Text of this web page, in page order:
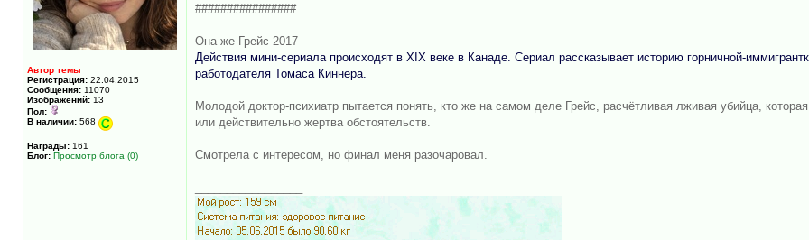
Автор темы
Регистрация: 22.04.2015
Сообщения: 11070
Изображений: 13
Пол:
В наличии: 568
Награды: 161
Блог: Просмотр блога (0)
################
Она же Грейс 2017
Действия мини-сериала происходят в XIX веке в Канаде. Сериал рассказывает историю горничной-
работодателя Томаса Киннера.
Молодой доктор-психиатр пытается понять, кто же на самом деле Грейс, расчётливая лживая убийца,
или действительно жертва обстоятельств.
Смотрела с интересом, но финал меня разочаровал.